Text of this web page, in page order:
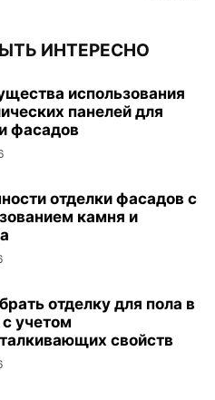
ИНТЕРЕСНО
использования
панелей для
фасадов
отделки фасадов с
камня и
отделку для пола в
учетом
свойств